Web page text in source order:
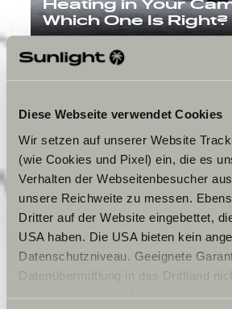
Diese Webseite verwendet Cookies
Wir setzen auf unserer Website
(wie Cookies und Pixel) ein, die es
Verhalten der Webseitenbesucher
unsere Reichweite zu messen.
Dritter auf der Website eingebettet,
USA haben. Die USA bieten kein
Datenschutzniveau. Geeignete
Datenübermittlung in das Drittland
ein erhöhtes Risiko für Betroffene, da
Heating in Your
Which One Is Right?
Finding freedom